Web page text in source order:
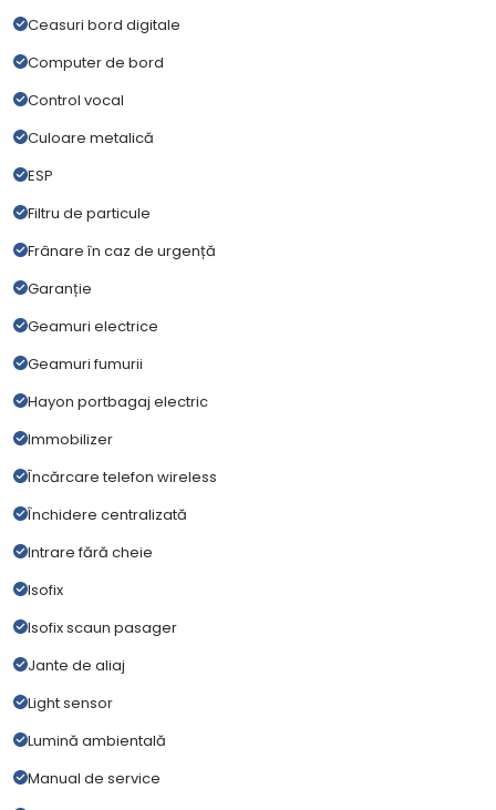
Ceasuri bord digitale
Computer de bord
Control vocal
Culoare metalică
ESP
Filtru de particule
Frânare în caz de urgență
Garanție
Geamuri electrice
Geamuri fumurii
Hayon portbagaj electric
Immobilizer
Încărcare telefon wireless
Închidere centralizată
Intrare fără cheie
Isofix
Isofix scaun pasager
Jante de aliaj
Light sensor
Lumină ambientală
Manual de service